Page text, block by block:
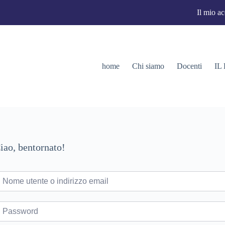
Il mio
home Chi siamo Docenti IL
bentornato!